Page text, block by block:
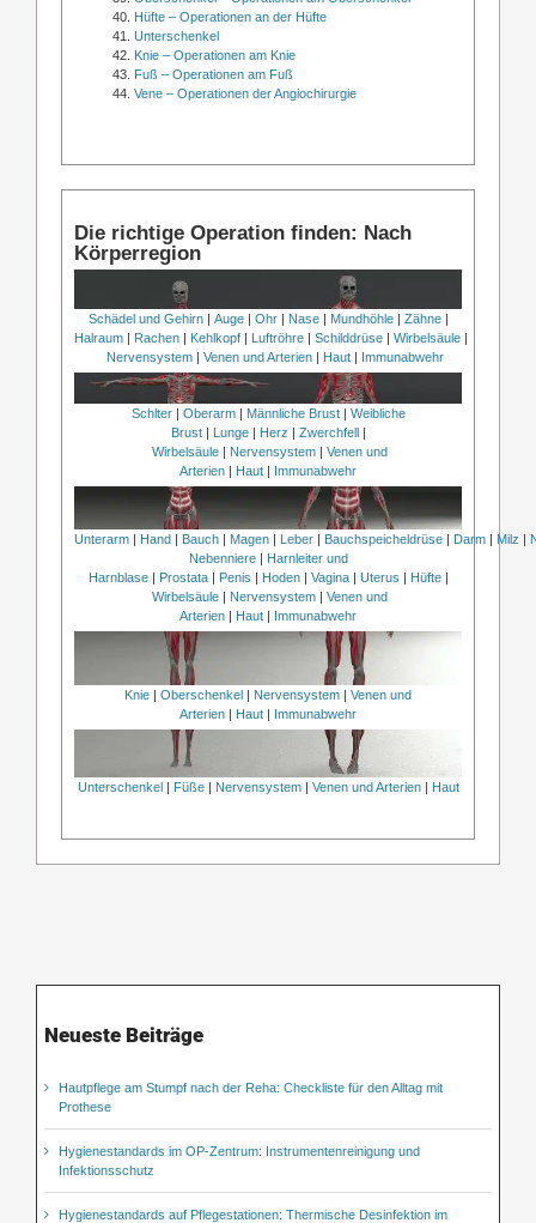
Hüfte – Operationen an der Hüfte
Unterschenkel
Knie – Operationen am Knie
Fuß – Operationen am Fuß
Vene – Operationen der Angiochirurgie
Die richtige Operation finden: Nach
Körperregion
Schädel und Gehirn| Auge| Ohr| Nase| Mundhöhle| Zähne|
Halraum
Rachen Kehlkopf Luftröhre Schilddrüse Wirbelsäule
Nervensystem
Venen und Arterien Haut Immunabwehr
Schlter| Oberarm| Männliche Brust| Weibliche
Brust| Lunge| Herz | Zwerchfell|
Wirbelsäule | Nervensystem | Venen und
Arterien | Haut | Immunabwehr
Unterarm | Hand | Bauch | Magen | Leber | Bauchspeicheldrüse | Darm | Milz |
Nebenniere| Harnleiter und
Harnblase| Prostata| Penis | Hoden| Vagina| Uterus | Hüfte|
Wirbelsäule | Nervensystem | Venen und
Arterien | Haut | Immunabwehr
Knie | Oberschenkel | Nervensystem | Venen und
Arterien | Haut | Immunabwehr
Unterschenkel| Füße| Nervensystem| Venen und Arterien| Haut
Neueste Beiträge
Hautpflege am Stumpf nach der Reha: Checkliste für den Alltag mit
Prothese
Hygienestandards im OP-Zentrum: Instrumentenreinigung und
Infektionsschutz
Hygienestandards auf Pflegestationen: Thermische Desinfektion im